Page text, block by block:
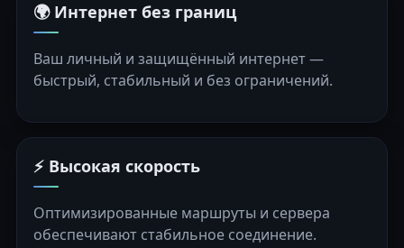
🌍 Интернет без границ
Ваш личный и защищённый интернет —
быстрый, стабильный и без ограничений.
⚡ Высокая скорость
Оптимизированные маршруты и сервера
обеспечивают стабильное соединение.